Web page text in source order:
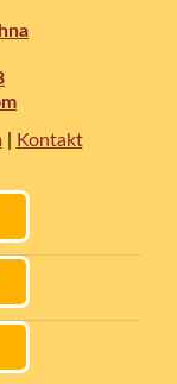
Kontakt